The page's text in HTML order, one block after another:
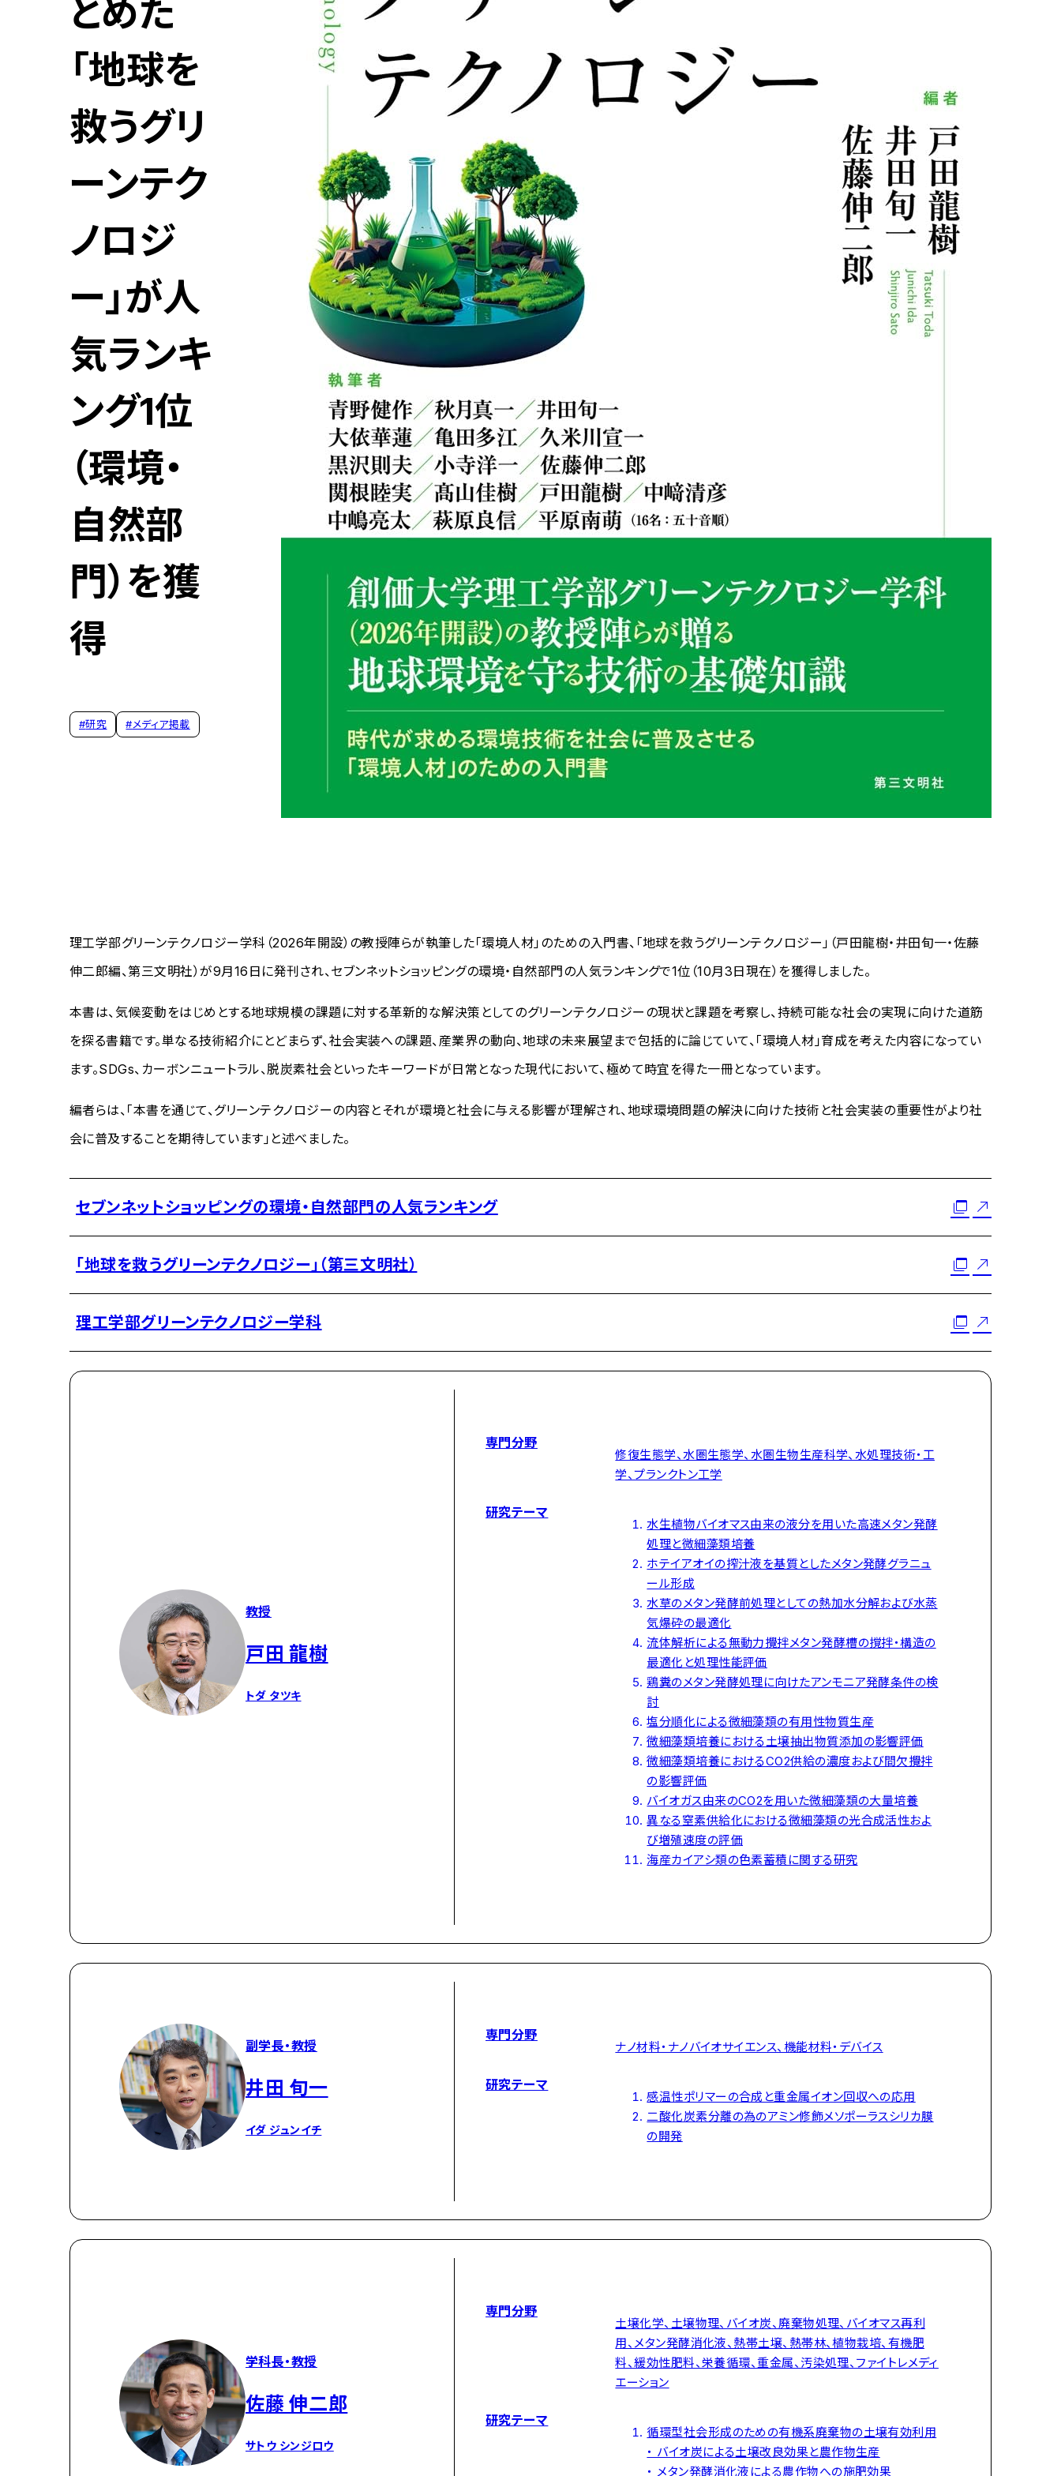
とめた
「地球を
救うグリ
ーンテク
ノロジ
ー」が人
気ランキ
ング1位
（環境・
自然部
門）を獲
得
#研究 #メディア掲載
理工学部グリーンテクノロジー学科（2026年開設）の教授陣らが執筆した「環境人材」のための入門書、「地球を救うグリーンテクノロジー」（戸田龍樹・井田旬一・佐藤
伸二郎編、第三文明社）が9月16日に発刊され、セブンネットショッピングの環境・自然部門の人気ランキングで1位（10月3日現在）を獲得しました。
本書は、気候変動をはじめとする地球規模の課題に対する革新的な解決策としてのグリーンテクノロジーの現状と課題を考察し、持続可能な社会の実現に向けた道筋
を探る書籍です。単なる技術紹介にとどまらず、社会実装への課題、産業界の動向、地球の未来展望まで包括的に論じていて、「環境人材」育成を考えた内容になってい
ます。SDGs、カーボンニュートラル、脱炭素社会といったキーワードが日常となった現代において、極めて時宜を得た一冊となっています。
編者らは、「本書を通じて、グリーンテクノロジーの内容とそれが環境と社会に与える影響が理解され、地球環境問題の解決に向けた技術と社会実装の重要性がより社
会に普及することを期待しています」と述べました。
セブンネットショッピングの環境・自然部門の人気ランキング
「地球を救うグリーンテクノロジー」（第三文明社）
理工学部グリーンテクノロジー学科
教授
戸田 龍樹
トダ タツキ
専門分野
修復生態学、水圏生態学、水圏生物生産科学、水処理技術・工
学、プランクトン工学
研究テーマ
水生植物バイオマス由来の液分を用いた高速メタン発酵
処理と微細藻類培養
ホテイアオイの搾汁液を基質としたメタン発酵グラニュ
ール形成
水草のメタン発酵前処理としての熱加水分解および水蒸
気爆砕の最適化
流体解析による無動力攪拌メタン発酵槽の撹拌・構造の
最適化と処理性能評価
鶏糞のメタン発酵処理に向けたアンモニア発酵条件の検
討
塩分順化による微細藻類の有用性物質生産
微細藻類培養における土壌抽出物質添加の影響評価
微細藻類培養におけるCO2供給の濃度および間欠攪拌
の影響評価
バイオガス由来のCO2を用いた微細藻類の大量培養
異なる窒素供給化における微細藻類の光合成活性およ
び増殖速度の評価
海産カイアシ類の色素蓄積に関する研究
副学長・教授
井田 旬一
イダ ジュンイチ
専門分野
ナノ材料・ナノバイオサイエンス、機能材料・デバイス
研究テーマ
感温性ポリマーの合成と重金属イオン回収への応用
二酸化炭素分離の為のアミン修飾メソポーラスシリカ膜
の開発
学科長・教授
佐藤 伸二郎
サトウ シンジロウ
専門分野
土壌化学、土壌物理、バイオ炭、廃棄物処理、バイオマス再利
用、メタン発酵消化液、熱帯土壌、熱帯林、植物栽培、有機肥
料、緩効性肥料、栄養循環、重金属、汚染処理、ファイトレメディ
エーション
研究テーマ
循環型社会形成のための有機系廃棄物の土壌有効利用
・ バイオ炭による土壌改良効果と農作物生産
・ メタン発酵消化液による農作物への施肥効果